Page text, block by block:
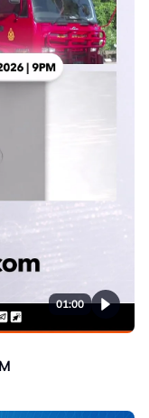
01:00